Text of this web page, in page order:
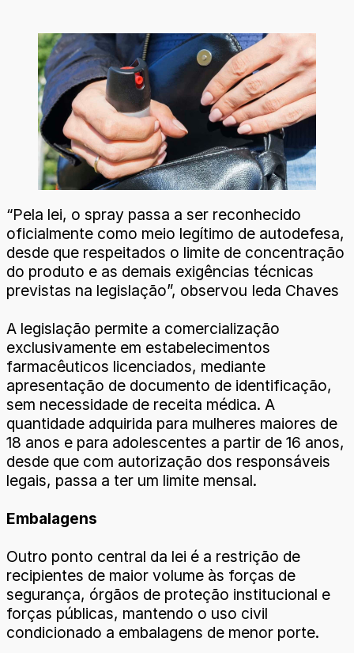
“Pela lei, o spray passa a ser reconhecido
oficialmente como meio legítimo de autodefesa,
desde que respeitados o limite de concentração
do produto e as demais exigências técnicas
previstas na legislação”, observou Ieda Chaves
A legislação permite a comercialização
exclusivamente em estabelecimentos
farmacêuticos licenciados, mediante
apresentação de documento de identificação,
sem necessidade de receita médica. A
quantidade adquirida para mulheres maiores de
18 anos e para adolescentes a partir de 16 anos,
desde que com autorização dos responsáveis
legais, passa a ter um limite mensal.
Embalagens
Outro ponto central da lei é a restrição de
recipientes de maior volume às forças de
segurança, órgãos de proteção institucional e
forças públicas, mantendo o uso civil
condicionado a embalagens de menor porte.